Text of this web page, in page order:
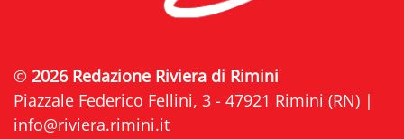
© 2026 Redazione Riviera di Rimini
Piazzale Federico Fellini, 3 - 47921 Rimini (RN) |
info@riviera.rimini.it